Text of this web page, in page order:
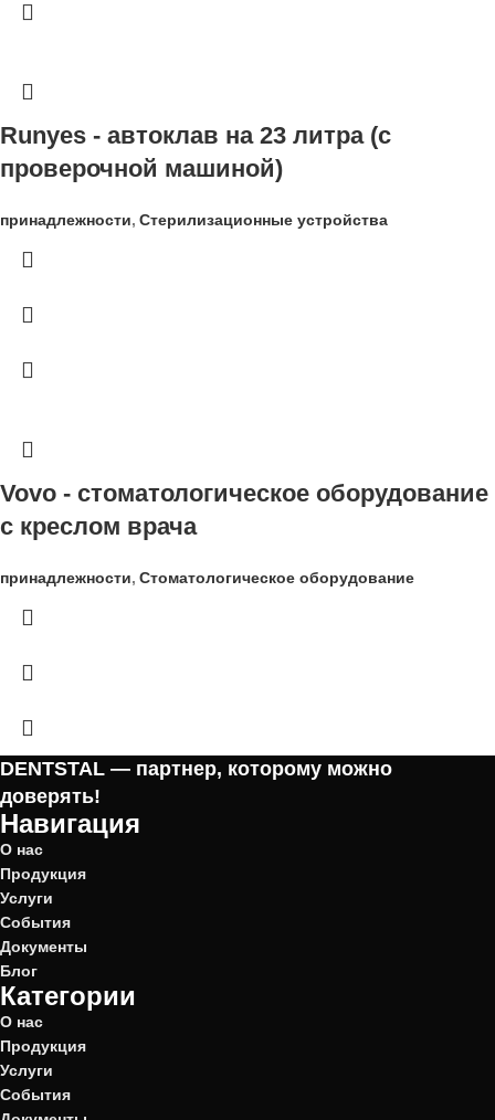
Runyes - автоклав на 23 литра (с
проверочной машиной)
принадлежности, Стерилизационные устройства
Vovo - стоматологическое оборудование
с креслом врача
принадлежности, Стоматологическое оборудование
DENTSTAL — партнер, которому можно
доверять!
Навигация
О нас
Продукция
Услуги
События
Документы
Блог
Категории
О нас
Продукция
Услуги
События